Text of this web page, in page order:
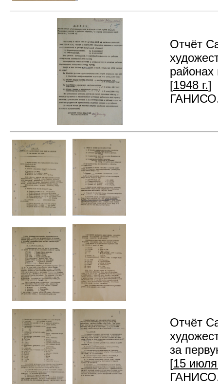
Отчёт
районах
[1948 г.]
Отчёт
за
[15 июля